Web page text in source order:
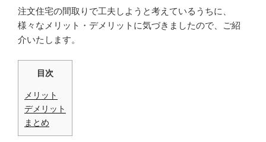
注文住宅の間取りで工夫しようと考えているうちに、
様々なメリット・デメリットに気づきましたので、ご紹
介いたします。
目次
メリット
デメリット
まとめ